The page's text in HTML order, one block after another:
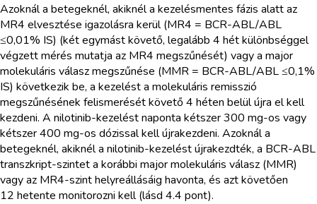
Azoknál a betegeknél, akiknél a kezelésmentes fázis alatt az
MR4 elvesztése igazolásra kerül (MR4 = BCR-ABL/ABL
≤0,01% IS) (két egymást követő, legalább 4 hét különbséggel
végzett mérés mutatja az MR4 megszűnését) vagy a major
molekuláris válasz megszűnése (MMR = BCR-ABL/ABL ≤0,1%
IS) következik be, a kezelést a molekuláris remisszió
megszűnésének felismerését követő 4 héten belül újra el kell
kezdeni. A nilotinib-kezelést naponta kétszer 300 mg-os vagy
kétszer 400 mg-os dózissal kell újrakezdeni. Azoknál a
betegeknél, akiknél a nilotinib-kezelést újrakezdték, a BCR-ABL
transzkript-szintet a korábbi major molekuláris válasz (MMR)
vagy az MR4-szint helyreállásáig havonta, és azt követően
12 hetente monitorozni kell (lásd 4.4 pont).